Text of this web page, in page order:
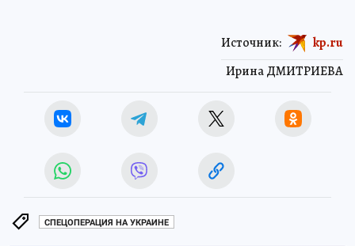
Ирина ДМИТРИЕВА
Источник: kp.ru
СПЕЦОПЕРАЦИЯ НА УКРАИНЕ